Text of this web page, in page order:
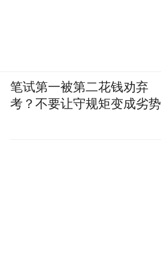
笔试第一被第二花钱劝弃
考？不要让守规矩变成劣势